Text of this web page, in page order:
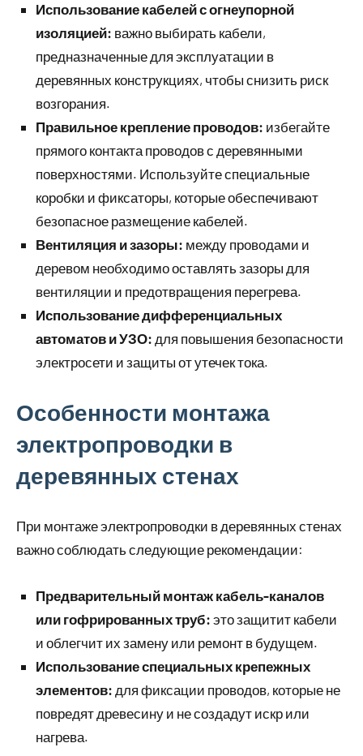
Использование кабелей с огнеупорной
изоляцией: важно выбирать кабели,
предназначенные для эксплуатации в
деревянных конструкциях, чтобы снизить риск
возгорания.
Правильное крепление проводов: избегайте
прямого контакта проводов с деревянными
поверхностями. Используйте специальные
коробки и фиксаторы, которые обеспечивают
безопасное размещение кабелей.
Вентиляция и зазоры: между проводами и
деревом необходимо оставлять зазоры для
вентиляции и предотвращения перегрева.
Использование дифференциальных
автоматов и УЗО: для повышения безопасности
электросети и защиты от утечек тока.
Особенности монтажа
электропроводки в
деревянных стенах
При монтаже электропроводки в деревянных стенах
важно соблюдать следующие рекомендации:
Предварительный монтаж кабель-каналов
или гофрированных труб: это защитит кабели
и облегчит их замену или ремонт в будущем.
Использование специальных крепежных
элементов: для фиксации проводов, которые не
повредят древесину и не создадут искр или
нагрева.